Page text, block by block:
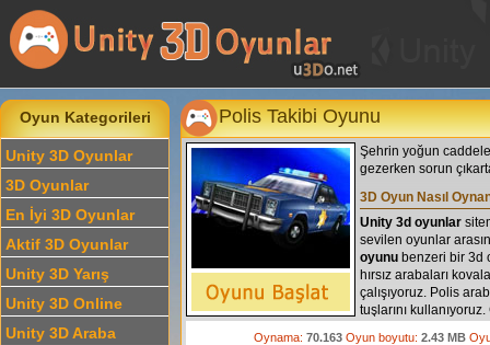
Oyun Kategorileri
Unity 3D Oyunlar
3D Oyunlar
En İyi 3D Oyunlar
Aktif 3D Oyunlar
Unity 3D Yarış
Unity 3D Online
Unity 3D Araba
Polis Takibi Oyunu
Şehrin yoğun
gezerken sorun
3D Oyun Nasıl
Unity 3d oyunlar
sevilen oyunlar
oyunu benzeri bir 3d
hırsız arabaları
çalışıyoruz. Polis
tuşlarını
Oynama: 70.163 Oyun boyutu: 2.43 MB